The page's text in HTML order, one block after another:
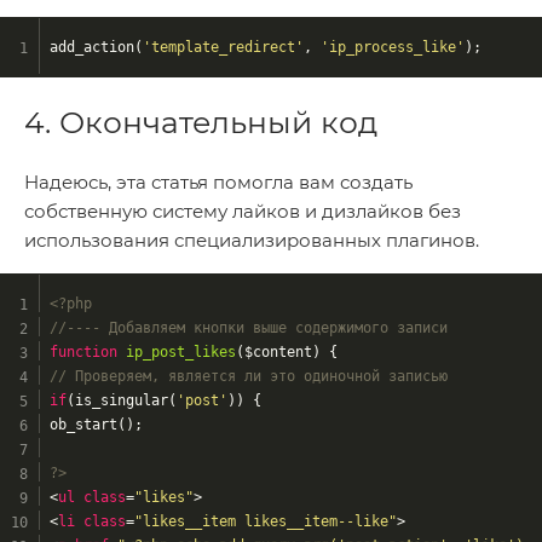
add_action( 'template_redirect' , 'ip_process_like' );
4. Окончательный код
Надеюсь, эта статья помогла вам создать
собственную систему лайков и дизлайков без
использования специализированных плагинов.
<?php
//---- Добавляем кнопки выше содержимого записи
function ip_post_likes ($content)
{
// Проверяем, является ли это одиночной записью
if(is_singular( 'post' )) {
ob_start();
?>
<ul class="likes">
<li class="likes__item likes__item--like">